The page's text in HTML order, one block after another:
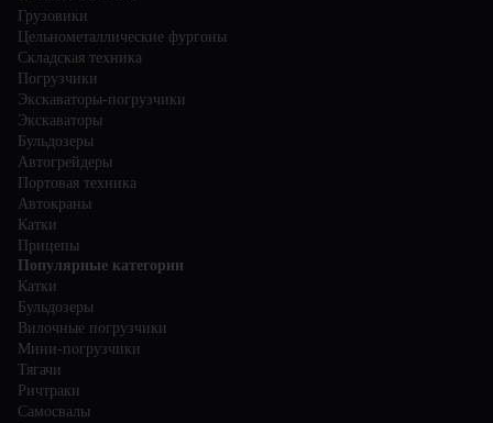
Грузовики
Цельнометаллические фургоны
Складская техника
Погрузчики
Экскаваторы-погрузчики
Экскаваторы
Бульдозеры
Автогрейдеры
Портовая техника
Автокраны
Катки
Прицепы
Популярные категории
Катки
Бульдозеры
Вилочные погрузчики
Мини-погрузчики
Тягачи
Ричтраки
Самосвалы